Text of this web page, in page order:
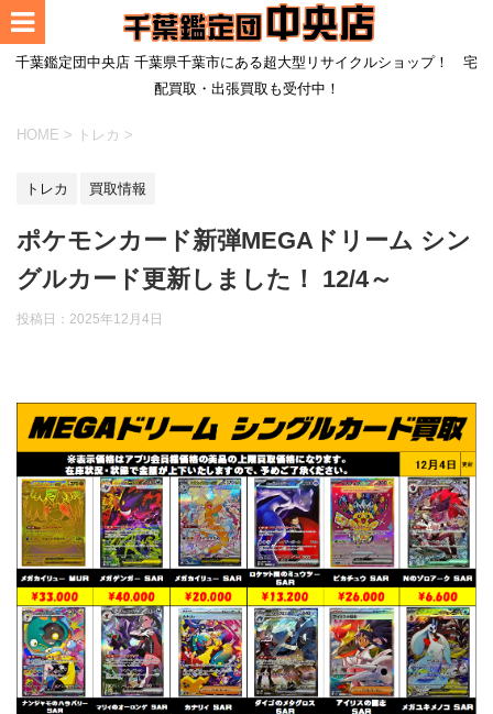
千葉鑑定団中央店 千葉県千葉市にある超大型リサイクルショップ！ 宅
配買取・出張買取も受付中！
HOME > トレカ >
トレカ 買取情報
ポケモンカード新弾MEGAドリーム シン
グルカード更新しました！ 12/4～
投稿日： 2025年12月4日